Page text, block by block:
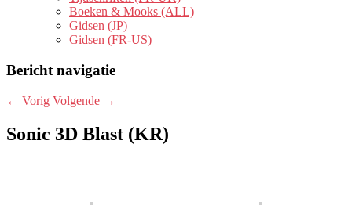
Boeken & Mooks (ALL)
Gidsen (JP)
Gidsen (FR-US)
Bericht navigatie
← Vorig Volgende →
Sonic 3D Blast (KR)